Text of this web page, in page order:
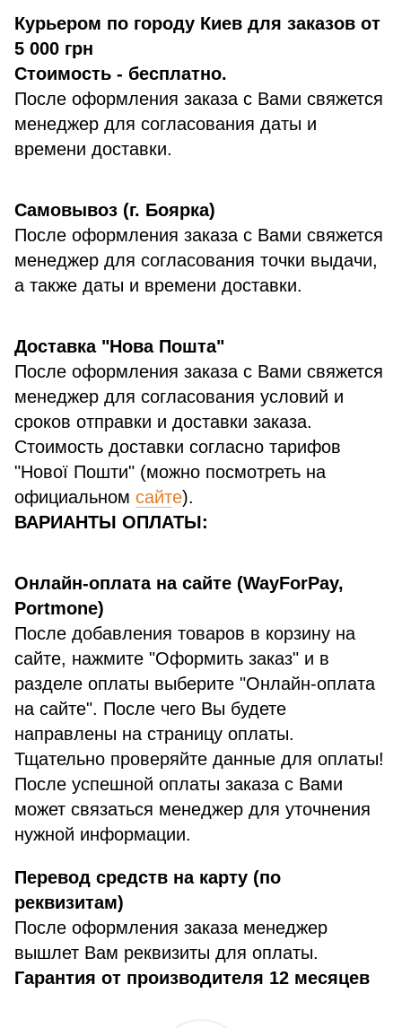
Курьером по городу Киев для заказов от
5 000 грн
Стоимость - бесплатно.
После оформления заказа с Вами свяжется
менеджер для согласования даты и
времени доставки.
Самовывоз (г. Боярка)
После оформления заказа с Вами свяжется
менеджер для согласования точки выдачи,
а также даты и времени доставки.
Доставка "Нова Пошта"
После оформления заказа с Вами свяжется
менеджер для согласования условий и
сроков отправки и доставки заказа.
Стоимость доставки согласно тарифов
"Нової Пошти" (можно посмотреть на
официальном сайте).
ВАРИАНТЫ ОПЛАТЫ:
Онлайн-оплата на сайте (WayForPay,
Portmone)
После добавления товаров в корзину на
сайте, нажмите "Оформить заказ" и в
разделе оплаты выберите "Онлайн-оплата
на сайте". После чего Вы будете
направлены на страницу оплаты.
Тщательно проверяйте данные для оплаты!
После успешной оплаты заказа с Вами
может связаться менеджер для уточнения
нужной информации.
Перевод средств на карту (по
реквизитам)
После оформления заказа менеджер
вышлет Вам реквизиты для оплаты.
Гарантия от производителя 12 месяцев